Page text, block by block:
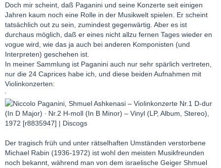
Doch mir scheint, daß Paganini und seine Konzerte seit einigen
Jahren kaum noch eine Rolle in der Musikwelt spielen. Er scheint
tatsächlich out zu sein, zumindest gegenwärtig. Aber es ist
durchaus möglich, daß er eines nicht allzu fernen Tages wieder en
vogue wird, wie das ja auch bei anderen Komponisten (und
Interpreten) geschehen ist.
In meiner Sammlung ist Paganini auch nur sehr spärlich vertreten,
nur die 24 Caprices habe ich, und diese beiden Aufnahmen mit
Violinkonzerten:
Der tragisch früh und unter rätselhaften Umständen verstorbene
Michael Rabin (1936-1972) ist wohl den meisten Musikfreunden
noch bekannt, während man von dem israelische Geiger Shmuel